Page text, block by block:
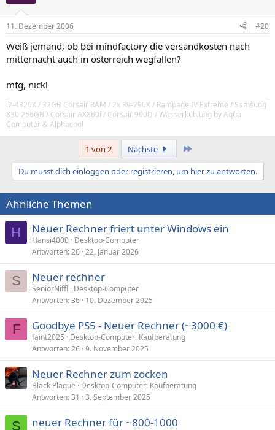
11. Dezember 2006 #20
Weiß jemand, ob bei mindfactory die versandkosten nach
mitternacht auch in österreich wegfallen?
mfg, nickl
i7-4820K / 32GB Corsair RAM / 2x R9-290X / Rampage IV Extreme / Samsung
830 256GB / Corsair AX860i / Corsair 900D / Wasserkühlung by Aqua
Computer & Alphacool
1 von 2 Nächste
Du musst dich einloggen oder registrieren, um hier zu antworten.
Ähnliche Themen
H Neuer Rechner friert unter Windows ein
Hansi4000 Desktop-Computer
Antworten 20 22. Januar 2026
S Neuer rechner
SeniorNiffl Desktop-Computer
Antworten 36 10. Dezember 2025
F Goodbye PS5 - Neuer Rechner (~3000 €)
faint2025
Desktop-Computer: Kaufberatung
Antworten 26 9. November 2025
Neuer Rechner zum zocken
Black Plague
Desktop-Computer: Kaufberatung
Antworten 31 3. September 2025
S neuer Rechner für ~800-1000